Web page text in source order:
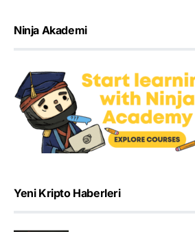
Ninja Akademi
Yeni Kripto Haberleri